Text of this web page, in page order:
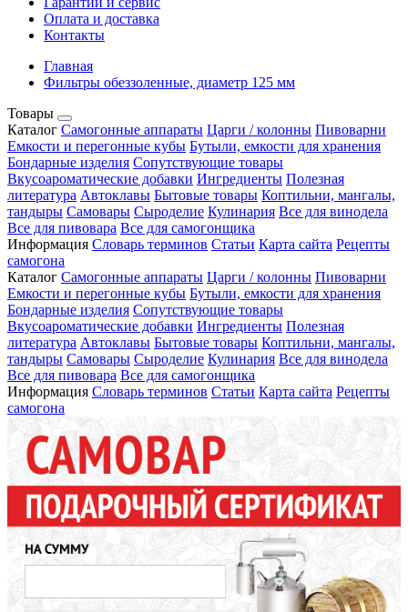
Оплата и доставка
Контакты
Главная
Фильтры обеззоленные, диаметр 125 мм
Товары
Каталог Самогонные аппараты Царги / колонны Пивоварни
Емкости и перегонные кубы Бутыли, емкости для хранения
Бондарные изделия Сопутствующие товары
Вкусоароматические добавки Ингредиенты Полезная
литература Автоклавы Бытовые товары Коптильни, мангалы,
тандыры Самовары Сыроделие Кулинария Все для винодела
Все для пивовара Все для самогонщика
Информация Словарь терминов Статьи Карта сайта Рецепты
самогона
Каталог Самогонные аппараты Царги / колонны Пивоварни
Емкости и перегонные кубы Бутыли, емкости для хранения
Бондарные изделия Сопутствующие товары
Вкусоароматические добавки Ингредиенты Полезная
литература Автоклавы Бытовые товары Коптильни, мангалы,
тандыры Самовары Сыроделие Кулинария Все для винодела
Все для пивовара Все для самогонщика
Информация Словарь терминов Статьи Карта сайта Рецепты
самогона